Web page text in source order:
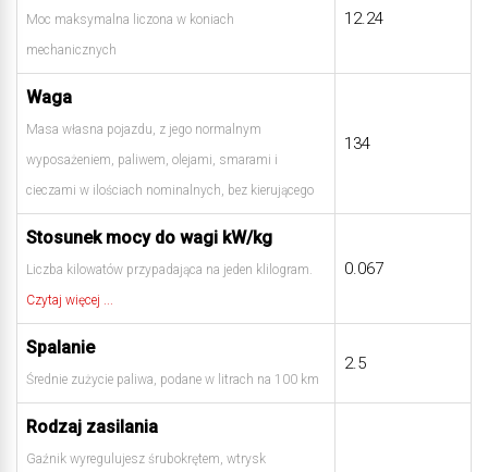
Moc maksymalna liczona w koniach
mechanicznych
12.24
Waga
Masa własna pojazdu, z jego normalnym
wyposażeniem, paliwem, olejami, smarami i
cieczami w ilościach nominalnych, bez kierującego
134
Stosunek mocy do wagi kW/kg
Liczba kilowatów przypadająca na jeden klilogram.
Czytaj więcej ...
0.067
Spalanie
Średnie zużycie paliwa, podane w litrach na 100 km
2.5
Rodzaj zasilania
Gaźnik wyregulujesz śrubokrętem, wtrysk